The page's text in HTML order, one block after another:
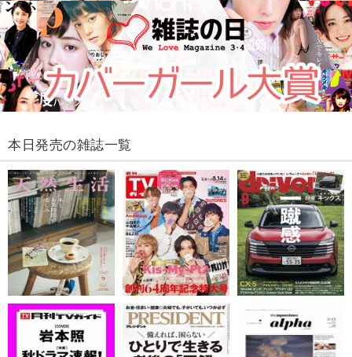
本日発売の雑誌一覧